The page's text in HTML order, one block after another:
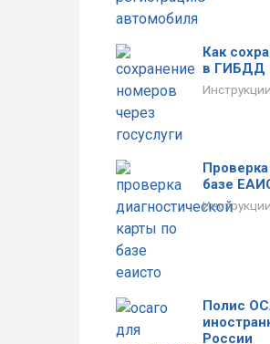
Как
в ГИБДД
Инструкции
базе
Инструкции
Полис
России